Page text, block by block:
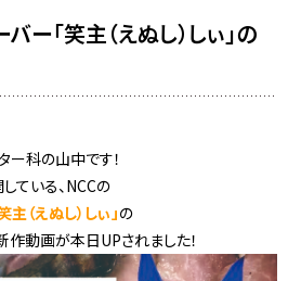
ー「笑主（えぬし）しぃ」の
ー科の山中です！
ている、NCCの
主（えぬし）しぃ」の
作動画が本日UPされました！